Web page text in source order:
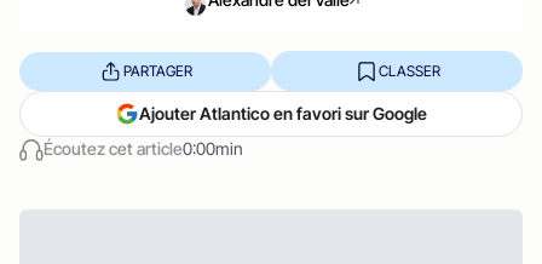
Écoutez cet article0:00min
PARTAGER CLASSER
Ajouter Atlantico en favori sur Google